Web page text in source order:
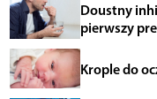
Doustny
pierwszy
Krople do